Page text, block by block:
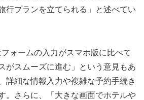
行プランを立てられる」と述べてい
ォームの入力がスマホ版に比べて
がスムーズに進む」という意見もあ
詳細な情報入力や複雑な予約手続き
。さらに、「大きな画面でホテルや